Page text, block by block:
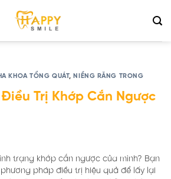
KHOA TỔNG QUÁT, NIỀNG RĂNG TRONG
Trị Khớp Cắn Ngược
trạng khớp cắn ngược của mình? Bạn
pháp điều trị hiệu quả để lấy lại